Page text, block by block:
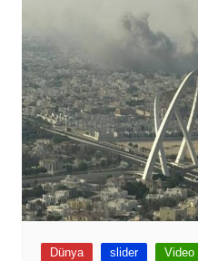
Dünya slider Video